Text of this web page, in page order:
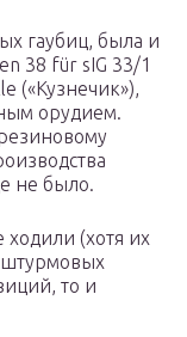
гаубиц, была и
38 für sIG 33/1
(«Кузнечик»),
орудием.
не было.
ходили (хотя их
то и